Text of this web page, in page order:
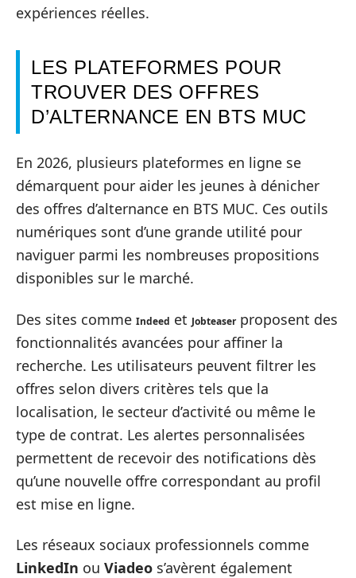
expériences réelles.
LES PLATEFORMES POUR
TROUVER DES OFFRES
D’ALTERNANCE EN BTS MUC
En 2026, plusieurs plateformes en ligne se
démarquent pour aider les jeunes à dénicher
des offres d’alternance en BTS MUC. Ces outils
numériques sont d’une grande utilité pour
naviguer parmi les nombreuses propositions
disponibles sur le marché.
Des sites comme Indeed et Jobteaserproposent des
fonctionnalités avancées pour affiner la
recherche. Les utilisateurs peuvent filtrer les
offres selon divers critères tels que la
localisation, le secteur d’activité ou même le
type de contrat. Les alertes personnalisées
permettent de recevoir des notifications dès
qu’une nouvelle offre correspondant au profil
est mise en ligne.
Les réseaux sociaux professionnels comme
LinkedIn ou Viadeo s’avèrent également